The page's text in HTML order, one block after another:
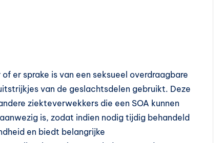
er sprake is van een seksueel overdraagbare
van de geslachtsdelen gebruikt. Deze
ziekteverwekkers die een SOA kunnen
is, zodat indien nodig tijdig behandeld
en biedt belangrijke